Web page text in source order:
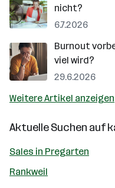
nicht?
6.7.2026
Burnout
viel wird?
29.6.2026
Weitere Artikel anzeigen
Aktuelle Suchen auf
Sales in Pregarten
Rankweil